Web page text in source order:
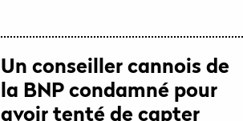
Un conseiller cannois de
la BNP condamné pour
avoir tenté de capter